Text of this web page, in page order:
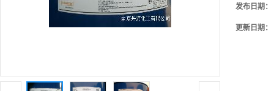
发布日期：
更新日期：